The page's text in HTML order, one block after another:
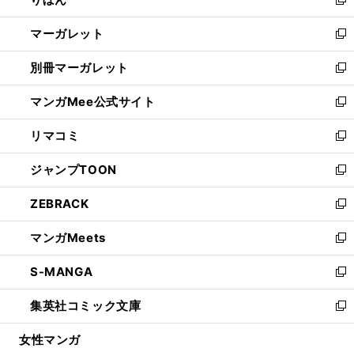
開
く
ウ
で
開
く
ン
ド
ウ
で
開
く
新
し
い
ウ
ィ
ン
ド
ウ
で
開
く
マーガレット
新
し
い
ウ
ィ
ン
ド
ウ
で
開
く
別冊マーガレット
新
し
い
ウ
ィ
ン
ド
ウ
で
開
く
マンガMee公式サイト
新
し
い
ウ
ィ
ン
ド
ウ
で
開
く
リマコミ
新
し
い
ウ
ィ
ン
ド
ウ
で
開
く
ジャンプTOON
新
し
い
ウ
ィ
ン
ド
ウ
で
開
ZEBRACK
新
し
い
ウ
ィ
ン
ド
ウ
マンガMeets
新
し
い
ウ
ィ
ン
S-MANGA
新
し
い
ウ
集英社コミック文庫
新
し
女性マンガ